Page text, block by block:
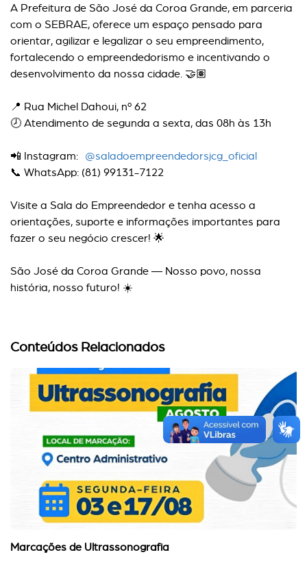
A Prefeitura de São José da Coroa Grande, em parceria
com o SEBRAE, oferece um espaço pensado para
orientar, agilizar e legalizar o seu empreendimento,
fortalecendo o empreendedorismo e incentivando o
desenvolvimento da nossa cidade. 🤝🏽
📍 Rua Michel Dahoui, nº 62
🕗 Atendimento de segunda a sexta, das 08h às 13h
📲 Instagram: @saladoempreendedorsjcg_oficial
📞 WhatsApp: (81) 99131-7122
Visite a Sala do Empreendedor e tenha acesso a
orientações, suporte e informações importantes para
fazer o seu negócio crescer! 🌟
São José da Coroa Grande — Nosso povo, nossa
história, nosso futuro! ☀️
Conteúdos Relacionados
Marcações de Ultrassonografia